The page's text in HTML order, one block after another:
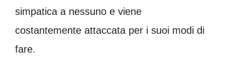
simpatica a nessuno e viene
costantemente attaccata per i suoi modi di
fare.